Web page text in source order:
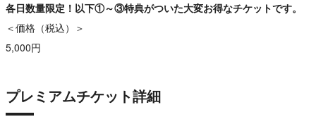
各日数量限定！以下①～③特典がついた大変お得なチケットです。
＜価格（税込）＞
5,000円
プレミアムチケット詳細